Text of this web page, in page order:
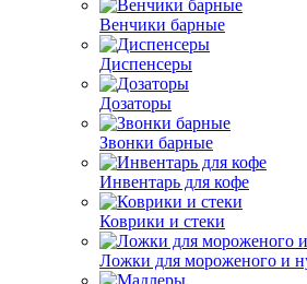
Венчики барные
Диспенсеры
Дозаторы
Звонки барные
Инвентарь для кофе
Коврики и стеки
Ложки для мороженого и